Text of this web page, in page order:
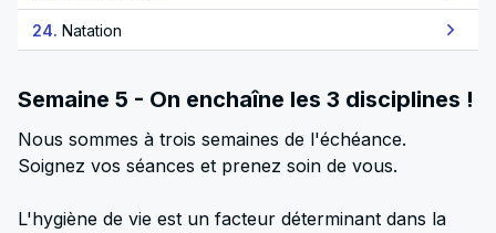
24. Natation
Semaine 5 - On enchaîne les 3 disciplines !
Nous sommes à trois semaines de l'échéance.
Soignez vos séances et prenez soin de vous.
L'hygiène de vie est un facteur déterminant dans la